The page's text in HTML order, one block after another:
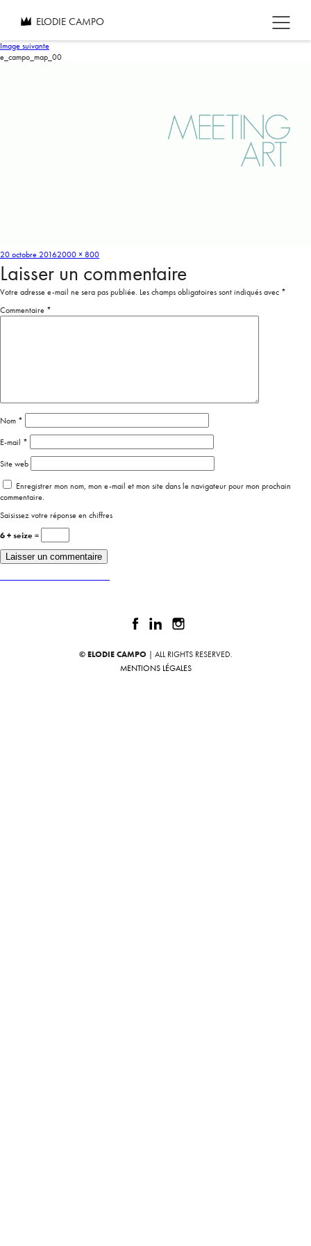
ELODIE CAMPO
Image suivante
e_campo_map_00
20 octobre 20162000 × 800
Laisser un commentaire
Votre adresse e-mail ne sera pas publiée. Les champs obligatoires sont indiqués avec *
Commentaire *
Nom *
E-mail *
Site web
Enregistrer mon nom, mon e-mail et mon site dans le navigateur pour mon prochain
commentaire.
Saisissez votre réponse en chiffres
6 + seize =
© ELODIE CAMPO| ALL RIGHTS RESERVED.
MENTIONS LÉGALES